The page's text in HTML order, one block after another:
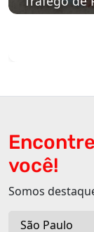
você!
Somos